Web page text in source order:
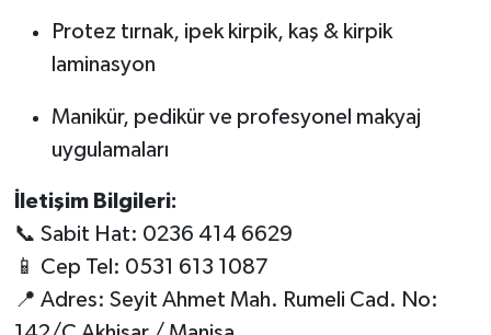
Protez tırnak, ipek kirpik, kaş & kirpik
laminasyon
Manikür, pedikür ve profesyonel makyaj
uygulamaları
İletişim Bilgileri:
📞 Sabit Hat: 0236 414 6629
📱 Cep Tel: 0531 613 1087
📍 Adres: Seyit Ahmet Mah. Rumeli Cad. No: